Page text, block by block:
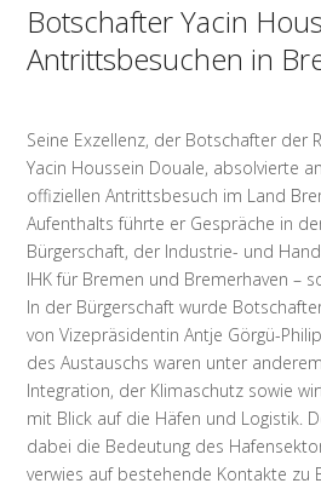
Botschafter Yacin
Antrittsbesuchen in
Seine Exzellenz, der Botschafter der
Yacin Houssein Douale, absolvierte
offiziellen Antrittsbesuch im Land
Aufenthalts führte er Gespräche in
Bürgerschaft, der Industrie- und
IHK für Bremen und Bremerhaven –
In der Bürgerschaft wurde
von Vizepräsidentin Antje Görgü-
des Austauschs waren unter
Integration, der Klimaschutz sowie
mit Blick auf die Häfen und Logistik.
dabei die Bedeutung des
verwies auf bestehende Kontakte zu